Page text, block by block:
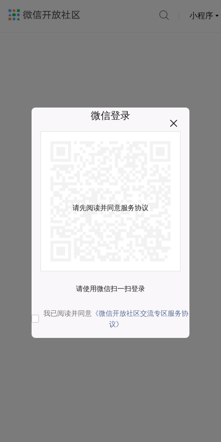
小程序
微信登录
请先阅读并同意服务协议
请使用微信扫一扫登录
我已阅读并同意 《微信开放社区交流专区服务协
议》